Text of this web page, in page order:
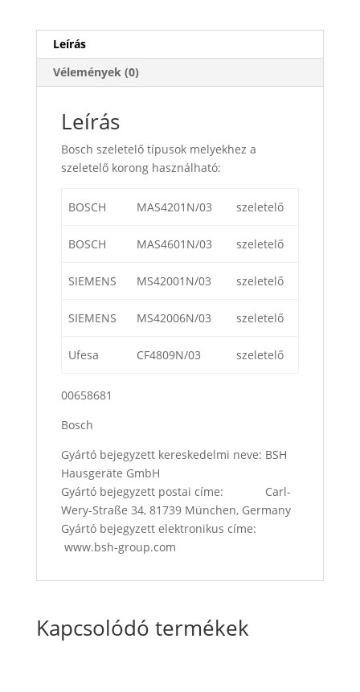
Leírás
Vélemények (0)
Leírás
Bosch szeletelő típusok melyekhez a
szeletelő korong használható:
BOSCH MAS4201N/03 szeletelő
BOSCH MAS4601N/03 szeletelő
SIEMENS MS42001N/03 szeletelő
SIEMENS MS42006N/03 szeletelő
Ufesa CF4809N/03 szeletelő
00658681
Bosch
Gyártó bejegyzett kereskedelmi neve: BSH
Hausgeräte GmbH
Gyártó bejegyzett postai címe: Carl-
Wery-Straße 34, 81739 München, Germany
Gyártó bejegyzett elektronikus címe:
www.bsh-group.com
Kapcsolódó termékek